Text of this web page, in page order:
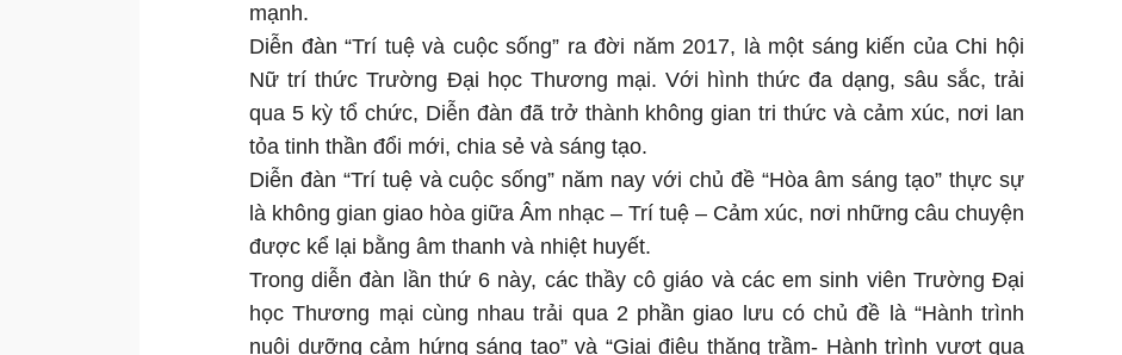
mạnh.
Diễn đàn “Trí tuệ và cuộc sống” ra đời năm 2017, là một sáng kiến của Chi hội
Nữ trí thức Trường Đại học Thương mại. Với hình thức đa dạng, sâu sắc, trải
qua 5 kỳ tổ chức, Diễn đàn đã trở thành không gian tri thức và cảm xúc, nơi lan
tỏa tinh thần đổi mới, chia sẻ và sáng tạo.
Diễn đàn “Trí tuệ và cuộc sống” năm nay với chủ đề “Hòa âm sáng tạo” thực sự
là không gian giao hòa giữa Âm nhạc – Trí tuệ – Cảm xúc, nơi những câu chuyện
được kể lại bằng âm thanh và nhiệt huyết.
Trong diễn đàn lần thứ 6 này, các thầy cô giáo và các em sinh viên Trường Đại
học Thương mại cùng nhau trải qua 2 phần giao lưu có chủ đề là “Hành trình
nuôi dưỡng cảm hứng sáng tạo” và “Giai điệu thăng trầm- Hành trình vượt qua